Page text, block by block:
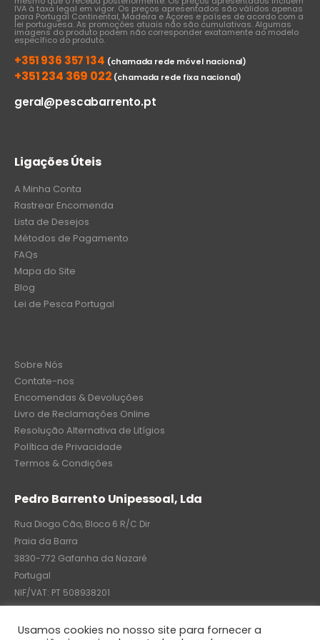
IVA à taxa legal em vigor. Os preços apresentados são válidos apenas
para Portugal Continental, Madeira e Açores e países de acordo com a
lei portuguesa. As promoções atuais não são cumulativas. Algumas
imagens do produto podem não corresponder exatamente ao modelo
específico do produto.
+351 936 357 134 (chamada rede móvel nacional)
+351 234 369 022 (chamada rede fixa nacional)
geral@pescabarrento.pt
Ligações Úteis
A Minha Conta
Rastrear Encomenda
Lista de Desejos
Métodos de Pagamento
FAQs
Mapa do Site
Blog
Lei de Pesca Portugal
Sobre Nós
Contate-nos
Encomendas & Devoluções
Livro de Reclamações Online
Resolução Alternativa de Litígios
Política de Privacidade
Termos & Condições
Pedro Barrento Unipessoal, Lda
Rua Diogo Cão, Bloco 6 R/C Dir
Praia da Barra
3830-772 Gafanha da Nazaré
Portugal
NIF/VAT: PT 508938201
C.R.C.: 7004-8522-6075
Usamos cookies no nosso site para fornecer a